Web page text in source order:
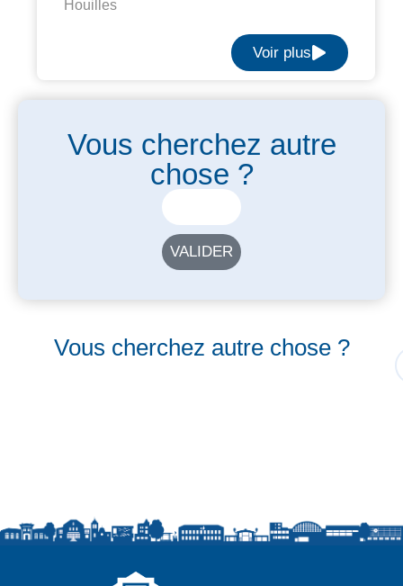
Houilles
Voir plus
Vous cherchez autre
chose ?
VALIDER
Vous cherchez autre chose ?